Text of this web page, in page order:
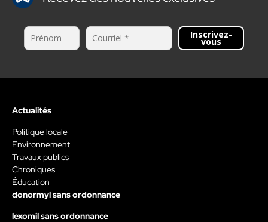
Inscrivez-
vous
Actualités
Politique locale
Environnement
Travaux publics
Chroniques
Éducation
donormyl sans ordonnance
lexomil sans ordonnance